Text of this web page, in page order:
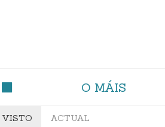
O MÁIS
VISTO ACTUAL